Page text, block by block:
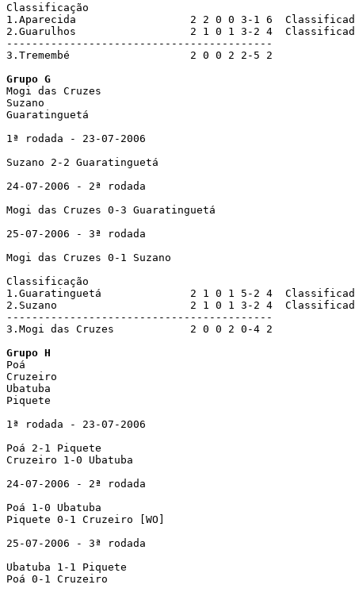
Classificação
1.Aparecida                  2 2 0 0 3-1 6
2.Guarulhos                  2 1 0 1 3-2 4
------------------------------------------
3.Tremembé                   2 0 0 2 2-5 2
Grupo G
Mogi das Cruzes
Suzano
Guaratinguetá
1ª rodada - 23-07-2006
Suzano 2-2 Guaratinguetá
24-07-2006 - 2ª rodada
Mogi das Cruzes 0-3 Guaratinguetá
25-07-2006 - 3ª rodada
Mogi das Cruzes 0-1 Suzano
Classificação
1.Guaratinguetá              2 1 0 1 5-2 4
2.Suzano                     2 1 0 1 3-2 4
------------------------------------------
3.Mogi das Cruzes            2 0 0 2 0-4 2
Grupo H
Poá
Cruzeiro
Ubatuba
Piquete
1ª rodada - 23-07-2006
Poá 2-1 Piquete
Cruzeiro 1-0 Ubatuba
24-07-2006 - 2ª rodada
Poá 1-0 Ubatuba
Piquete 0-1 Cruzeiro [WO]
25-07-2006 - 3ª rodada
Ubatuba 1-1 Piquete
Poá 0-1 Cruzeiro